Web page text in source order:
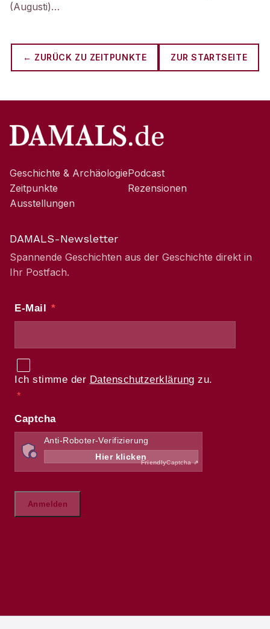
(Augusti)…
← ZURÜCK ZU ZEITPUNKTE ZUR STARTSEITE
Geschichte & Archäologie
Zeitpunkte
Ausstellungen
Podcast
Rezensionen
DAMALS-Newsletter
Spannende Geschichten aus der Geschichte direkt in
Ihr Postfach.